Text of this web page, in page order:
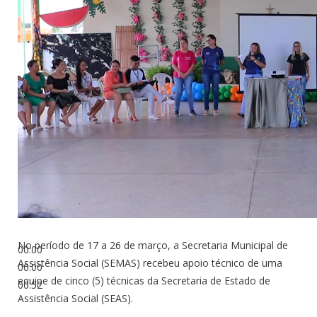
00:00
00:00
00:52
No período de 17 a 26 de março, a Secretaria Municipal de
Assistência Social (SEMAS) recebeu apoio técnico de uma
equipe de cinco (5) técnicas da Secretaria de Estado de
Assistência Social (SEAS).